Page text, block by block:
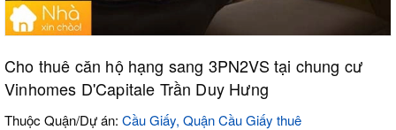
Cho thuê căn hộ hạng sang 3PN2VS tại chung cư
Vinhomes D'Capitale Trần Duy Hưng
Thuộc Quận/Dự án: Cầu Giấy, Quận Cầu Giấy thuê